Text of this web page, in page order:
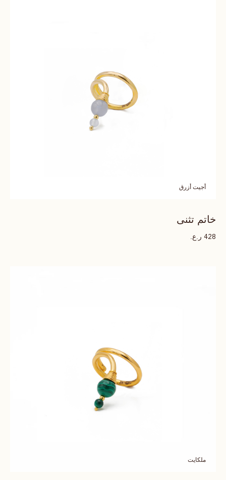
أجيت أزرق
خاتم تثنى
428 ر.ع.
ملكايت